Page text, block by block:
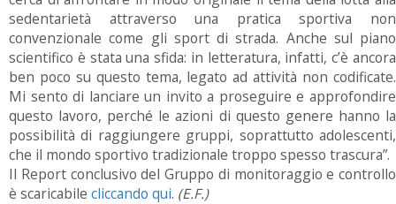
sedentarietà attraverso una pratica sportiva non
convenzionale come gli sport di strada. Anche sul piano
scientifico è stata una sfida: in letteratura, infatti, c’è ancora
ben poco su questo tema, legato ad attività non codificate.
Mi sento di lanciare un invito a proseguire e approfondire
questo lavoro, perché le azioni di questo genere hanno la
possibilità di raggiungere gruppi, soprattutto adolescenti,
che il mondo sportivo tradizionale troppo spesso trascura”.
Il Report conclusivo del Gruppo di monitoraggio e controllo
è scaricabile cliccando qui. (E.F.)